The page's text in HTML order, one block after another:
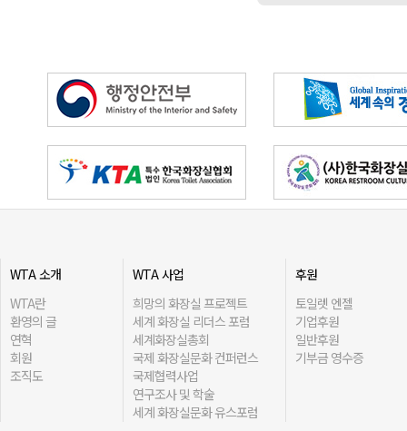
WTA 소개
WTA란
환영의 글
연혁
회원
조직도
WTA 사업
희망의 화장실 프로젝트
세계 화장실 리더스 포럼
세계화장실총회
국제 화장실문화 컨퍼런스
국제협력사업
연구조사 및 학술
세계 화장실문화 유스포럼
후원
토일렛 엔젤
기업후원
일반후원
기부금 영수증